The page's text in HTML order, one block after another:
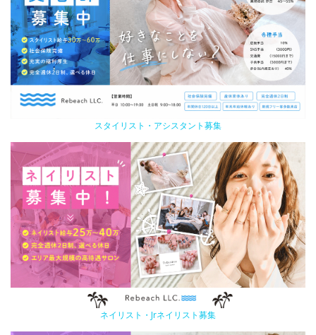
スタイリスト・アシスタント募集
ネイリスト・Jrネイリスト募集